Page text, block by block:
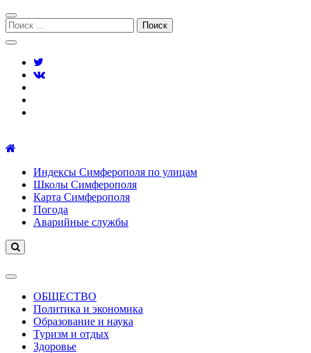
Перейти
к
навигации
Перейти
к
содержимому
Поиск:
Индексы Симферополя по улицам
Школы Симферополя
Карта Симферополя
Погода
Аварийные службы
ОБЩЕСТВО
Политика и экономика
Образование и наука
Туризм и отдых
Здоровье